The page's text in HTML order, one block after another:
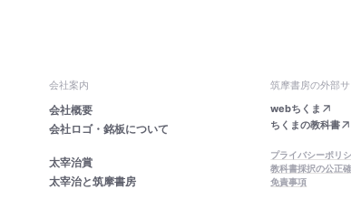
会社案内
会社概要
会社ロゴ・銘板について
太宰治賞
太宰治と筑摩書房
筑摩書房の外部サ
webちくま
ちくまの教科書
プライバシーポリ
教科書採択の公正
免責事項